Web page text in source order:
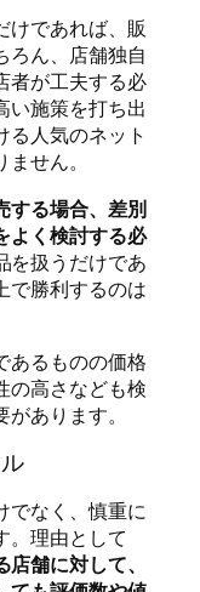
けであれば、販
ろん、店舗独自
者が工夫する必
い施策を打ち出
る人気のネット
せん。
する場合、差別
よく検討する必
を扱うだけであ
で勝利するのは
あるものの価格
の高さなども検
あります。
でなく、慎重に
。理由として
舗に対して、